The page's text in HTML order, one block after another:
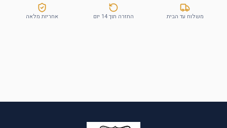
משלוח עד הבית החזרה תוך 14 יום אחריות מלאה